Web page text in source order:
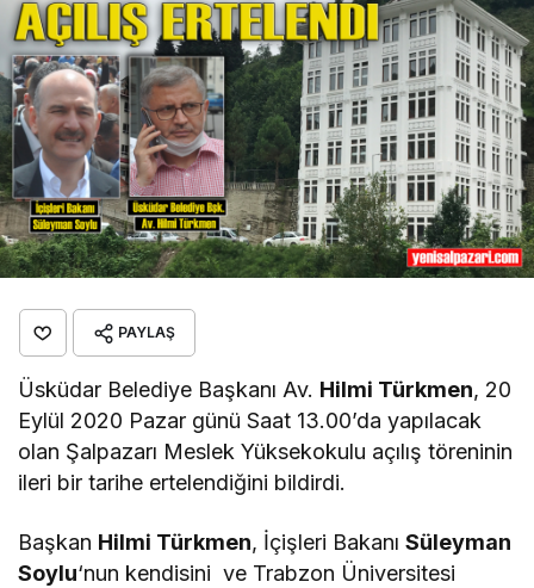
PAYLAŞ
Üsküdar Belediye Başkanı Av. Hilmi Türkmen, 20
Eylül 2020 Pazar günü Saat 13.00’da yapılacak
olan Şalpazarı Meslek Yüksekokulu açılış töreninin
ileri bir tarihe ertelendiğini bildirdi.
Başkan Hilmi Türkmen, İçişleri BakanıSüleyman
Soylu‘nun kendisini ve Trabzon Üniversitesi